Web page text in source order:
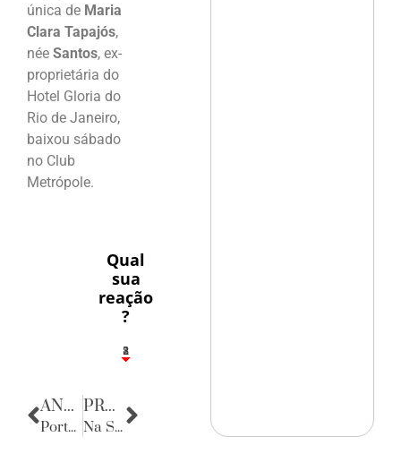
única de Maria
Clara Tapajós,
née Santos, ex-
proprietária do
Hotel Gloria do
Rio de Janeiro,
baixou sábado
no Club
Metrópole.
Qual
sua
reação
?
1
2
8
ANTERIOR
Porta Retratos
PRÓXIMA
Na Sala da Justiça